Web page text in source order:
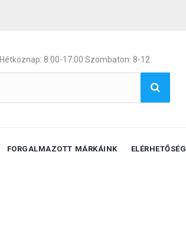
Hétköznap: 8:00-17:00 Szombaton: 8-12
FORGALMAZOTT MÁRKÁINK ELÉRHETŐSÉG